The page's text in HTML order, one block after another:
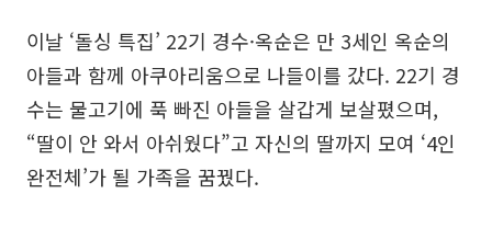
이날 ‘돌싱 특집’ 22기 경수·옥순은 만 3세인 옥순의
아들과 함께 아쿠아리움으로 나들이를 갔다. 22기 경
수는 물고기에 푹 빠진 아들을 살갑게 보살폈으며,
“딸이 안 와서 아쉬웠다”고 자신의 딸까지 모여 ‘4인
완전체’가 될 가족을 꿈꿨다.